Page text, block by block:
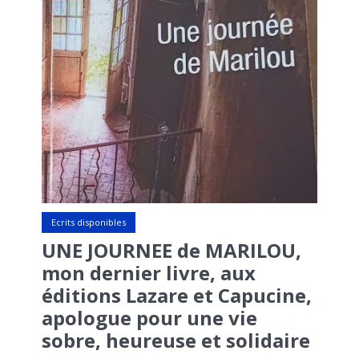
Ecrits disponibles
UNE JOURNEE de MARILOU,
mon dernier livre, aux
éditions Lazare et Capucine,
apologue pour une vie
sobre, heureuse et solidaire